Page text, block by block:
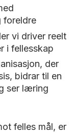
foreldre
vi driver reelt
i fellesskap
der
bidrar til en
ser læring
felles mål, er